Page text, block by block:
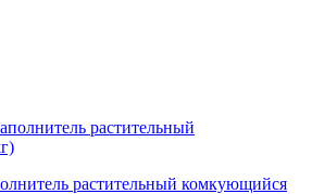
растительный комкующийся